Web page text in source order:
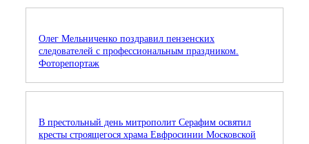
Олег Мельниченко поздравил пензенских
следователей с профессиональным праздником.
Фоторепортаж
В престольный день митрополит Серафим освятил
кресты строящегося храма Евфросинии Московской